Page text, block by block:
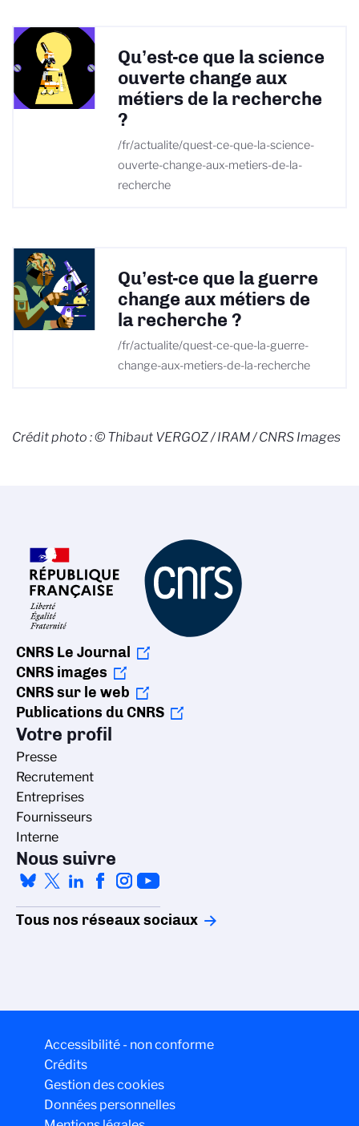
Qu’est-ce que la science
ouverte change aux
métiers de la recherche
?
/fr/actualite/quest-ce-que-la-science-
ouverte-change-aux-metiers-de-la-
recherche
Qu’est-ce que la guerre
change aux métiers de
la recherche ?
/fr/actualite/quest-ce-que-la-guerre-
change-aux-metiers-de-la-recherche
Crédit photo :© Thibaut VERGOZ / IRAM / CNRS Images
CNRS Le Journal
CNRS images
CNRS sur le web
Publications du CNRS
Votre profil
Presse
Recrutement
Entreprises
Fournisseurs
Interne
Nous suivre
Tous nos réseaux sociaux
Accessibilité - non conforme
Crédits
Gestion des cookies
Données personnelles